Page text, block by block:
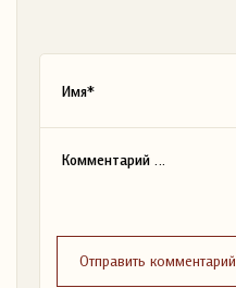
Отправить комментарий